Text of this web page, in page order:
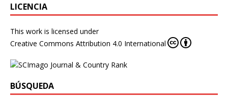
LICENCIA
This work is licensed under
Creative Commons Attribution 4.0 International
BÚSQUEDA